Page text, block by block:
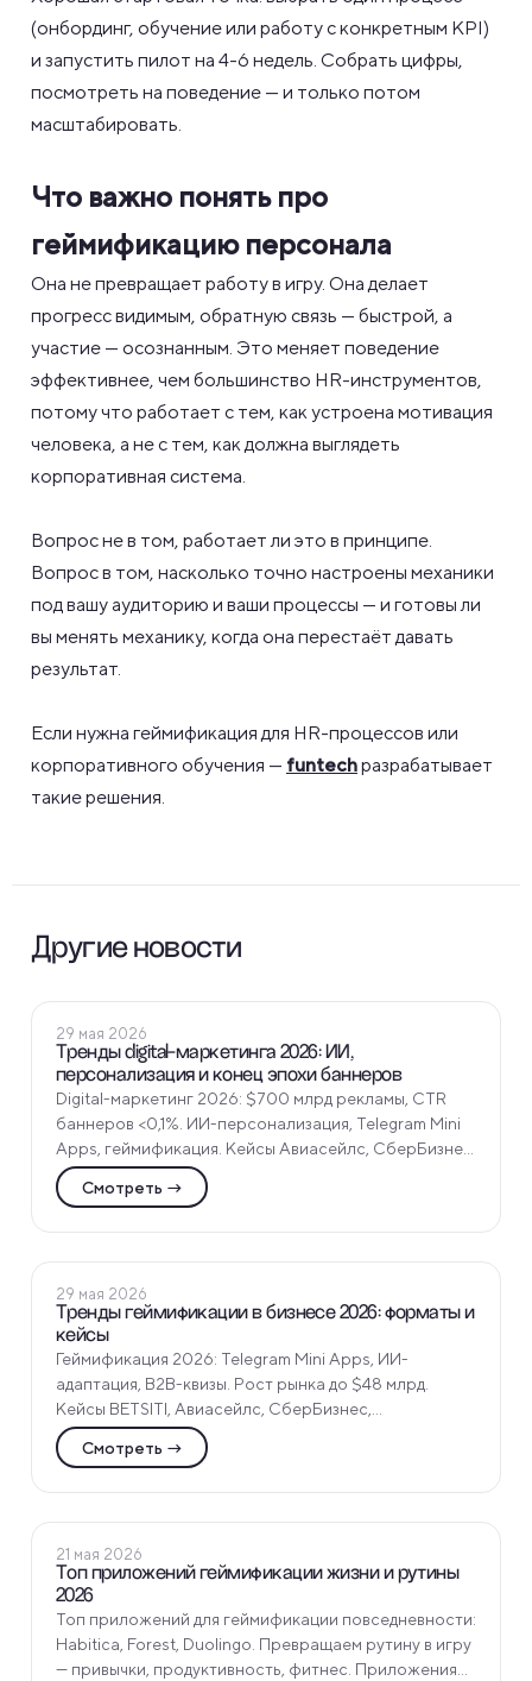
(онбординг, обучение или работу с конкретным KPI)
и запустить пилот на 4-6 недель. Собрать цифры,
посмотреть на поведение — и только потом
масштабировать.
Что важно понять про
геймификацию персонала
Она не превращает работу в игру. Она делает
прогресс видимым, обратную связь — быстрой, а
участие — осознанным. Это меняет поведение
эффективнее, чем большинство HR-инструментов,
потому что работает с тем, как устроена мотивация
человека, а не с тем, как должна выглядеть
корпоративная система.
Вопрос не в том, работает ли это в принципе.
Вопрос в том, насколько точно настроены механики
под вашу аудиторию и ваши процессы — и готовы ли
вы менять механику, когда она перестаёт давать
результат.
Если нужна геймификация для HR-процессов или
корпоративного обучения — funtechразрабатывает
такие решения.
Другие новости
29 мая 2026
Тренды digital-маркетинга 2026: ИИ,
персонализация и конец эпохи баннеров
Digital-маркетинг 2026: $700 млрд рекламы, CTR
баннеров <0,1%. ИИ-персонализация, Telegram Mini
Apps, геймификация. Кейсы Авиасейлс, СберБизнес,
Beauty Bomb от Funtech - тренды и внедрение.
Смотреть →
29 мая 2026
Тренды геймификации в бизнесе 2026: форматы и
кейсы
Геймификация 2026: Telegram Mini Apps, ИИ-
адаптация, B2B-квизы. Рост рынка до $48 млрд.
Кейсы BETSITI, Авиасейлс, СберБизнес,
Газпромбанк от Funtech - тренды и внедрение.
Смотреть →
21 мая 2026
Топ приложений геймификации жизни и рутины
2026
Топ приложений для геймификации повседневности:
Habitica, Forest, Duolingo. Превращаем рутину в игру
— привычки, продуктивность, фитнес. Приложения